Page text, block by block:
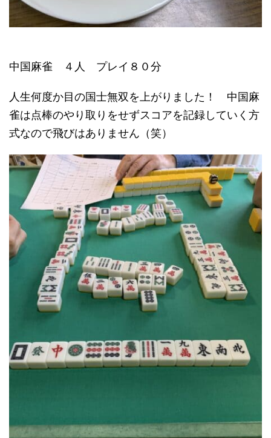
中国麻雀 ４人 プレイ８０分
人生何度か目の国士無双を上がりました！ 中国麻
雀は点棒のやり取りをせずスコアを記録していく方
式なので飛びはありません（笑）